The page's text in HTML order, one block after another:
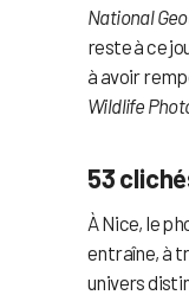
National
reste à ce
à avoir
Wildlife
53
À Nice, le
entraîne, à
univers